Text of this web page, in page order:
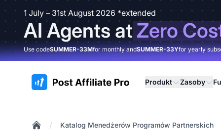
1 July – 31st August 2026 *extended
AI Agents atZero
Use codeSUMMER-33Mfor monthly andSUMMER-33Yfor yearly
:site.title Produkt Zasoby
/ Katalog Menedżerów Programów Partnerskich